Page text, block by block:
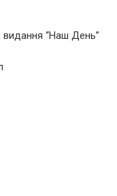
видання “Наш День”